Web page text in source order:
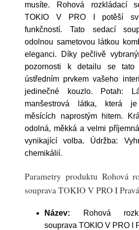
musíte. Rohová rozkládací
TOKIO V PRO I potěší
funkčností. Tato sedací
odolnou sametovou látkou
eleganci. Díky pečlivě
pozornosti k detailu se tato
ústředním prvkem vašeho
jedinečné kouzlo. Potah:
manšestrová látka, která
měsících naprostým hitem.
odolná, měkká a velmi
vynikající volba. Údržba:
chemikálií.
Parametry produktu Rohová
souprava TOKIO V PRO I
Název: Rohová
souprava TOKIO V PRO I